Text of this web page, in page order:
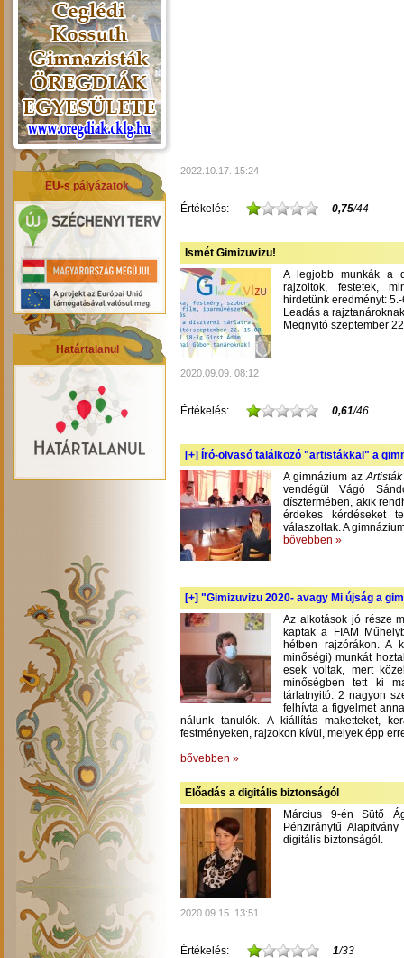
EU-s pályázatok
Határtalanul
2022.10.17. 15:24
Értékelés: 0,75/44
Ismét Gimizuvizu!
A legjobb munkák a
rajzoltok, festetek,
hirdetünk eredményt:
Leadás a
Megnyitó szeptember
2020.09.09. 08:12
Értékelés: 0,61/46
[+] Író-olvasó találkozó "artistákkal" a
A gimnázium az
vendégül Vágó
dísztermében, akik
érdekes kérdéseket
válaszoltak. A
bővebben »
[+] "Gimizuvizu 2020- avagy Mi újság a
Az alkotások jó része
kaptak a FIAM
hétben rajzórákon. A
minőségi) munkát
esek voltak, mert
minőségben tett ki
tárlatnyitó: 2 nagyon
felhívta a figyelmet
nálunk tanulók. A kiállítás maketteket,
festményeken, rajzokon kívül, melyek épp
bővebben »
Előadás a digitális biztonságól
Március 9-én Sütő
Pénziránytű
digitális biztonságól.
2020.09.15. 13:51
Értékelés: 1/33